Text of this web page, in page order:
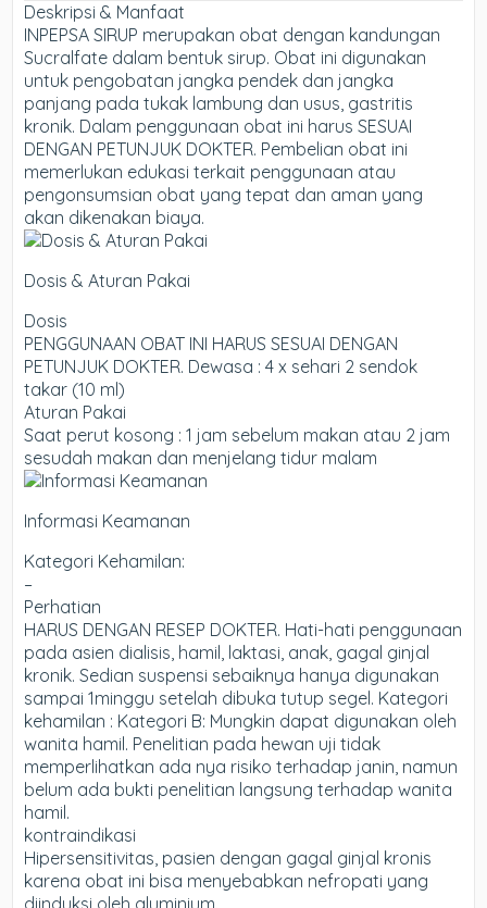
Deskripsi & Manfaat
INPEPSA SIRUP merupakan obat dengan kandungan
Sucralfate dalam bentuk sirup. Obat ini digunakan
untuk pengobatan jangka pendek dan jangka
panjang pada tukak lambung dan usus, gastritis
kronik. Dalam penggunaan obat ini harus SESUAI
DENGAN PETUNJUK DOKTER. Pembelian obat ini
memerlukan edukasi terkait penggunaan atau
pengonsumsian obat yang tepat dan aman yang
akan dikenakan biaya.
Dosis & Aturan Pakai
Dosis
PENGGUNAAN OBAT INI HARUS SESUAI DENGAN
PETUNJUK DOKTER. Dewasa : 4 x sehari 2 sendok
takar (10 ml)
Aturan Pakai
Saat perut kosong : 1 jam sebelum makan atau 2 jam
sesudah makan dan menjelang tidur malam
Informasi Keamanan
Kategori Kehamilan:
–
Perhatian
HARUS DENGAN RESEP DOKTER. Hati-hati penggunaan
pada asien dialisis, hamil, laktasi, anak, gagal ginjal
kronik. Sedian suspensi sebaiknya hanya digunakan
sampai 1minggu setelah dibuka tutup segel. Kategori
kehamilan : Kategori B: Mungkin dapat digunakan oleh
wanita hamil. Penelitian pada hewan uji tidak
memperlihatkan ada nya risiko terhadap janin, namun
belum ada bukti penelitian langsung terhadap wanita
hamil.
kontraindikasi
Hipersensitivitas, pasien dengan gagal ginjal kronis
karena obat ini bisa menyebabkan nefropati yang
diinduksi oleh aluminium.